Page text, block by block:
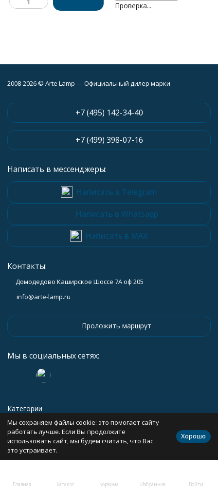
Проверка...
Главная Каталог Корзина Избранное Войти
2008-2026 © Arte Lamp — Официальный дилер марки
+7 (495) 142-34-40
+7 (499) 398-07-16
Написать в мессенджеры:
Написать в Telegram
Написать в Whatsapp
Написать в MAX
Контакты:
Домодедово Каширское Шоссе 7А оф 205
info@arte-lamp.ru
Проложить маршрут
Мы в социальных сетях:
Категории
Информация
Политика персональных данных Карта сайта
Мы сохраняем файлы cookie: это помогает сайту
работать лучше. Если Вы продолжите
использовать сайт, мы будем считать, что Вас
это устраивает.
Хорошо